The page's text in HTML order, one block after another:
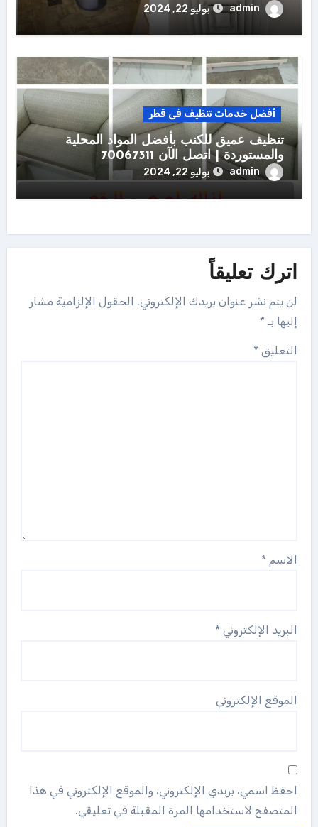
admin يوليو 22, 2024
أفضل خدمات تنظيف فى قطر
تنظيف عميق للكنب بأفضل المواد المحلية
والمستوردة | اتصل الآن 70067311
admin يوليو 22, 2024
اترك تعليقاً
لن يتم نشر عنوان بريدك الإلكتروني. الحقول الإلزامية مشار
إليها بـ *
التعليق *
الاسم *
البريد الإلكتروني *
الموقع الإلكتروني
احفظ اسمي، بريدي الإلكتروني، والموقع الإلكتروني في هذا
المتصفح لاستخدامها المرة المقبلة في تعليقي.